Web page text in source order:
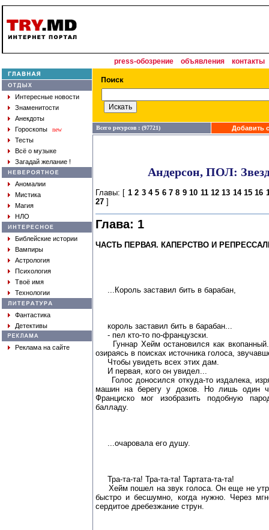
press-обозрение объявления контакты
Интересные новости
Знаменитости
Анекдоты
Гороскопы
new
Тесты
Всё о музыке
Загадай желание !
Аномалии
Мистика
Магия
НЛО
Библейские истории
Вампиры
Астрология
Психология
Твоё имя
Технологии
Фантастика
Детективы
Реклама на сайте
Всего ресурсов : (97721) Добавить
Андерсон, ПОЛ:
Главы: [ 1 2 3 4 5 6 7 8 9 10 11 12 13 14 15 16
27 ]
Глава: 1
ЧАСТЬ ПЕРВАЯ. КАПЕРСТВО И
...Король заставил бить в барабан,
король заставил бить в барабан...
- пел кто-то по-французски.
Гуннар Хейм остановился как вкопанный.
озираясь в поисках источника голоса,
Чтобы увидеть всех этих дам.
И первая, кого он увидел...
Голос доносился откуда-то издалека,
машин на берегу у доков. Но лишь один
Франциско мог изобразить подобную
балладу.
...очаровала его душу.
Тра-та-та! Тра-та-та! Тартата-та-та!
Хейм пошел на звук голоса. Он еще не
быстро и бесшумно, когда нужно. Через
сердитое дребезжание струн.